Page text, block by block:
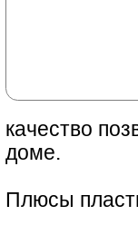
качество
доме.
Плюсы